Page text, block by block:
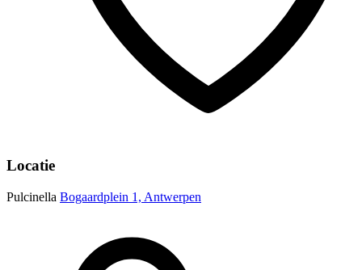
Locatie
Pulcinella Bogaardplein 1, Antwerpen